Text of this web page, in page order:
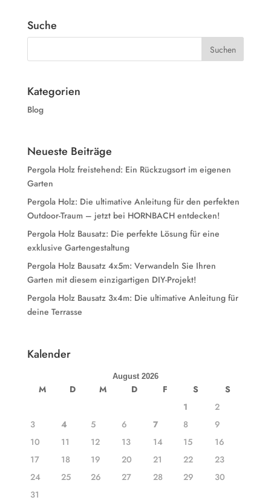
Suche
Kategorien
Blog
Neueste Beiträge
Pergola Holz freistehend: Ein Rückzugsort im eigenen
Garten
Pergola Holz: Die ultimative Anleitung für den perfekten
Outdoor-Traum – jetzt bei HORNBACH entdecken!
Pergola Holz Bausatz: Die perfekte Lösung für eine
exklusive Gartengestaltung
Pergola Holz Bausatz 4x5m: Verwandeln Sie Ihren
Garten mit diesem einzigartigen DIY-Projekt!
Pergola Holz Bausatz 3x4m: Die ultimative Anleitung für
deine Terrasse
Kalender
August 2026
M D M D F S
S
1
2
3
4 5 6 7 8
9
10
11 12 13 14 15
16
17
18 19 20 21 22
23
24
25 26 27 28 29
30
31